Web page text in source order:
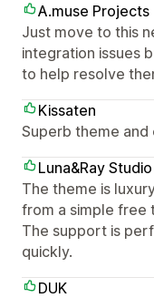
A.muse Projects
Just move to this
integration issues
to help resolve
Kissaten
Superb theme
Luna&Ray Studio
The theme is
from a simple free
The support is
quickly.
DUK